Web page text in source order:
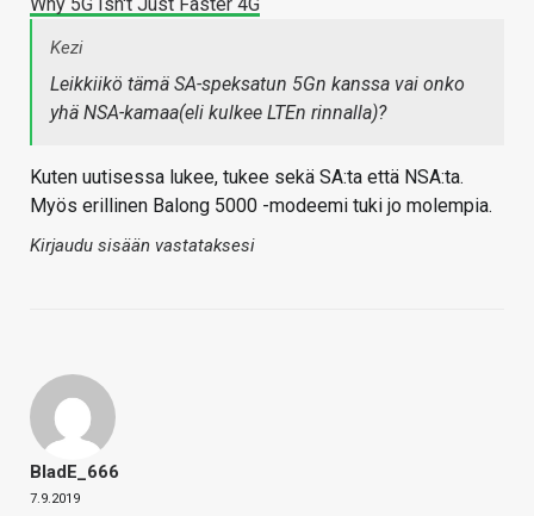
Kezi
Leikkiikö tämä SA-speksatun 5Gn kanssa vai onko
yhä NSA-kamaa(eli kulkee LTEn rinnalla)?
Kuten uutisessa lukee, tukee sekä SA:ta että NSA:ta.
Myös erillinen Balong 5000 -modeemi tuki jo molempia.
Kirjaudu sisään vastataksesi
BladE_666
7.9.2019